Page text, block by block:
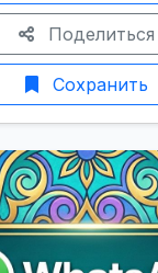
Поделиться
Сохранить